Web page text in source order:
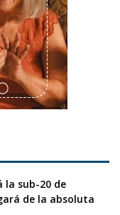
la sub-20 de
de la absoluta